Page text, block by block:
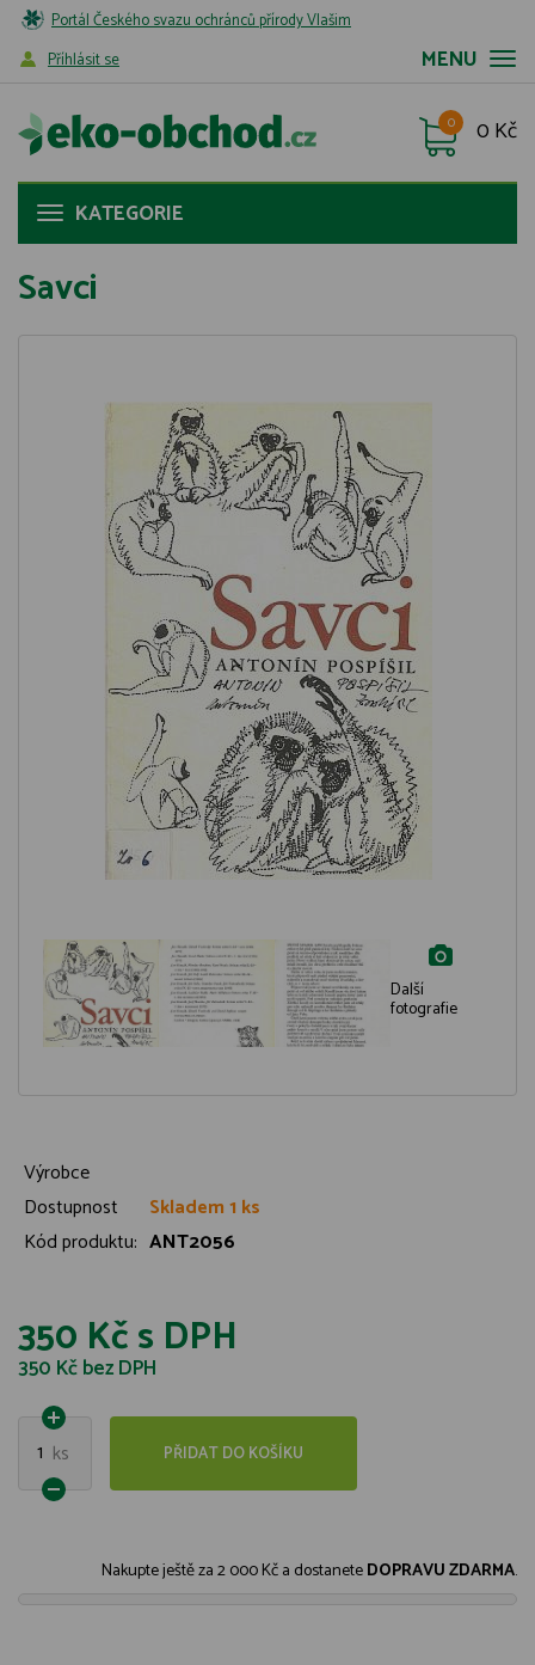
Portál Českého svazu ochránců přírody Vlašim
MENU
Příhlásit se
0 Kč
0
KATEGORIE
Savci
Další
fotografie
Výrobce
Dostupnost
Skladem 1 ks
Kód produktu: ANT2056
350 Kčs DPH
350 Kčbez DPH
1 ks PŘIDAT DO KOŠÍKU
Nakupte ještě za2 000 Kča dostaneteDOPRAVU ZDARMA.